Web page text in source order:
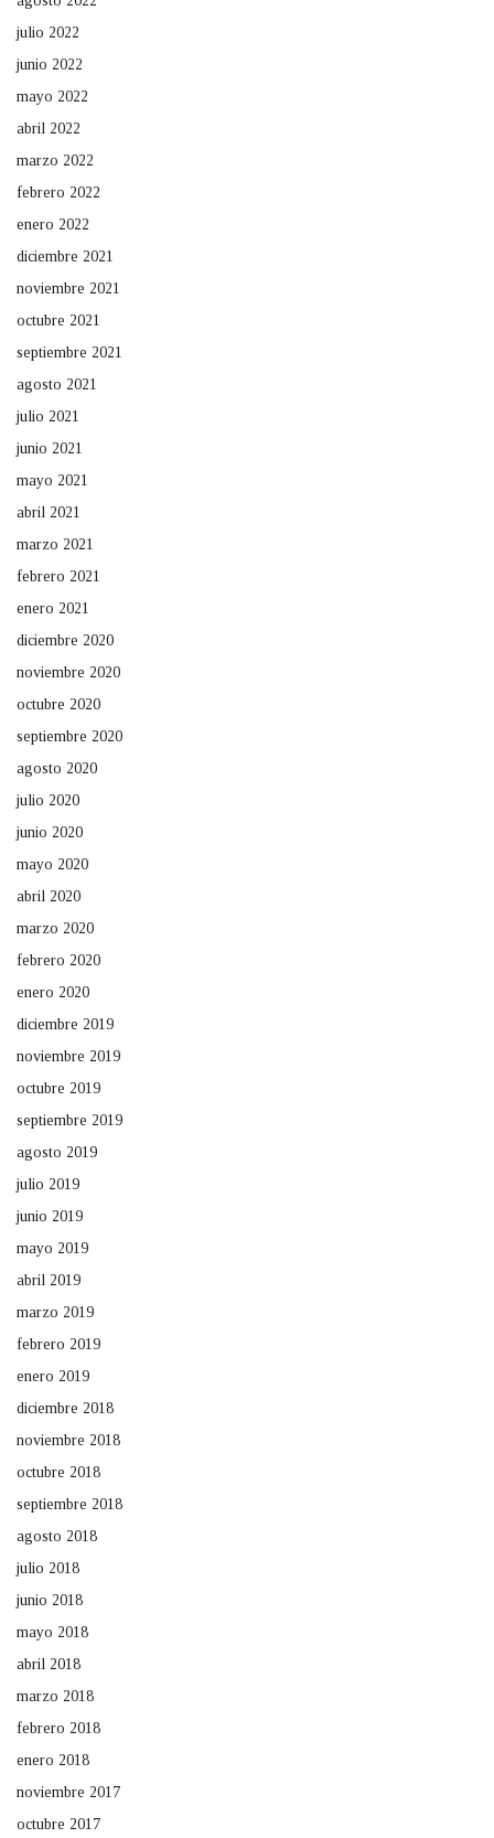
julio 2022
junio 2022
mayo 2022
abril 2022
marzo 2022
febrero 2022
enero 2022
diciembre 2021
noviembre 2021
octubre 2021
septiembre 2021
agosto 2021
julio 2021
junio 2021
mayo 2021
abril 2021
marzo 2021
febrero 2021
enero 2021
diciembre 2020
noviembre 2020
octubre 2020
septiembre 2020
agosto 2020
julio 2020
junio 2020
mayo 2020
abril 2020
marzo 2020
febrero 2020
enero 2020
diciembre 2019
noviembre 2019
octubre 2019
septiembre 2019
agosto 2019
julio 2019
junio 2019
mayo 2019
abril 2019
marzo 2019
febrero 2019
enero 2019
diciembre 2018
noviembre 2018
octubre 2018
septiembre 2018
agosto 2018
julio 2018
junio 2018
mayo 2018
abril 2018
marzo 2018
febrero 2018
enero 2018
noviembre 2017
octubre 2017